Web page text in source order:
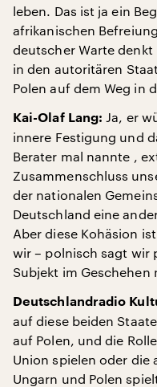
leben. Das ist ja ein
afrikanischen
deutscher Warte denkt
in den autoritären
Polen auf dem Weg in
Kai-Olaf Lang: Ja, er
innere Festigung und
Berater mal nannte ,
Zusammenschluss
der nationalen
Deutschland eine
Aber diese Kohäsion
wir – polnisch sagt wir
Subjekt im Geschehen
Deutschlandradio
auf diese beiden
auf Polen, und die
Union spielen oder die
Ungarn und Polen